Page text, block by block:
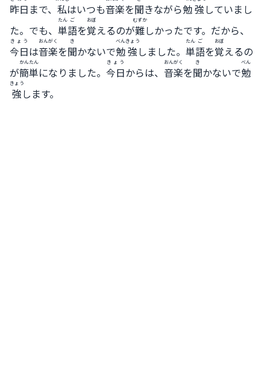
昨日 まで、 私はいつも音楽を聞きながら勉強していまし
た。でも、 単
たん
語
ご
を覚
おぼ
えるのが難
むずか
しかったです。だから、
今日
きょう
は音楽
おんがく
を聞
き
かないで勉
べん
強
きょう
しました。 単
たん
語
ご
を覚
おぼ
えるの
が簡単
かんたん
になりました。 今日
きょう
からは、 音楽
おんがく
を聞
き
かないで勉
べん
強
きょう
します。